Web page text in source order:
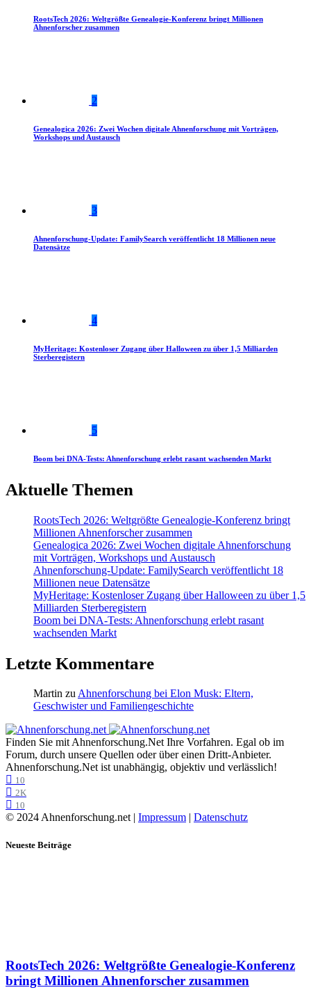
RootsTech 2026: Weltgrößte Genealogie-Konferenz bringt Millionen
Ahnenforscher zusammen
2
Genealogica 2026: Zwei Wochen digitale Ahnenforschung mit Vorträgen,
Workshops und Austausch
3
Ahnenforschung-Update: FamilySearch veröffentlicht 18 Millionen neue
Datensätze
4
MyHeritage: Kostenloser Zugang über Halloween zu über 1,5 Milliarden
Sterberegistern
5
Boom bei DNA-Tests: Ahnenforschung erlebt rasant wachsenden Markt
Aktuelle Themen
RootsTech 2026: Weltgrößte Genealogie-Konferenz bringt
Millionen Ahnenforscher zusammen
Genealogica 2026: Zwei Wochen digitale Ahnenforschung
mit Vorträgen, Workshops und Austausch
Ahnenforschung-Update: FamilySearch veröffentlicht 18
Millionen neue Datensätze
MyHeritage: Kostenloser Zugang über Halloween zu über 1,5
Milliarden Sterberegistern
Boom bei DNA-Tests: Ahnenforschung erlebt rasant
wachsenden Markt
Letzte Kommentare
Martin zu Ahnenforschung bei Elon Musk: Eltern,
Geschwister und Familiengeschichte
Finden Sie mit Ahnenforschung.Net Ihre Vorfahren. Egal ob im
Forum, durch unsere Quellen oder über einen Dritt-Anbieter.
Ahnenforschung.Net ist unabhängig, objektiv und verlässlich!
10
2K
10
© 2024 Ahnenforschung.net | Impressum | Datenschutz
Neueste Beiträge
RootsTech 2026: Weltgrößte Genealogie-Konferenz
bringt Millionen Ahnenforscher zusammen